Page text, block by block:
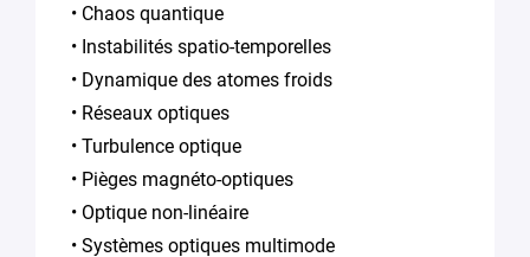
• Chaos quantique
• Instabilités spatio-temporelles
• Dynamique des atomes froids
• Réseaux optiques
• Turbulence optique
• Pièges magnéto-optiques
• Optique non-linéaire
• Systèmes optiques multimode